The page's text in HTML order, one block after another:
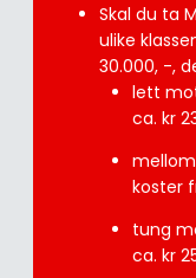
Skal du ta
ulike
30.000, -,
lett
ca. kr
koster
tung
ca. kr